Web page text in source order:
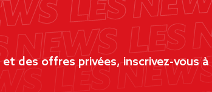
des offres privées, inscrivez-vous à